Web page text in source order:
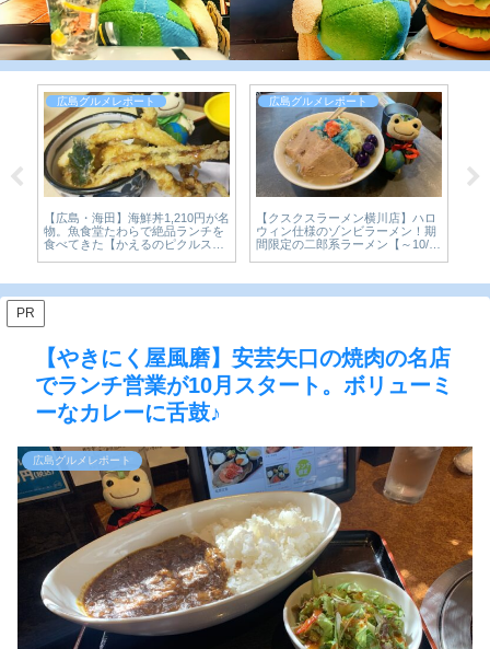
広島デザートレポート
【広島・大手町】老舗和菓子屋
「青柳屋」の濃い京抹茶氷が、本
気すぎた。宮島純氷×京抹茶のか
広島グルメレポート
【今を楽しめ 祇園店】祇園の若者
の胃袋をつかんでいたガッツリ二
郎系ラーメン！移転します【広島
PR
【やきにく屋風磨】安芸矢口の焼肉の名店
でランチ営業が10月スタート。ボリューミ
ーなカレーに舌鼓♪
広島グルメレポート